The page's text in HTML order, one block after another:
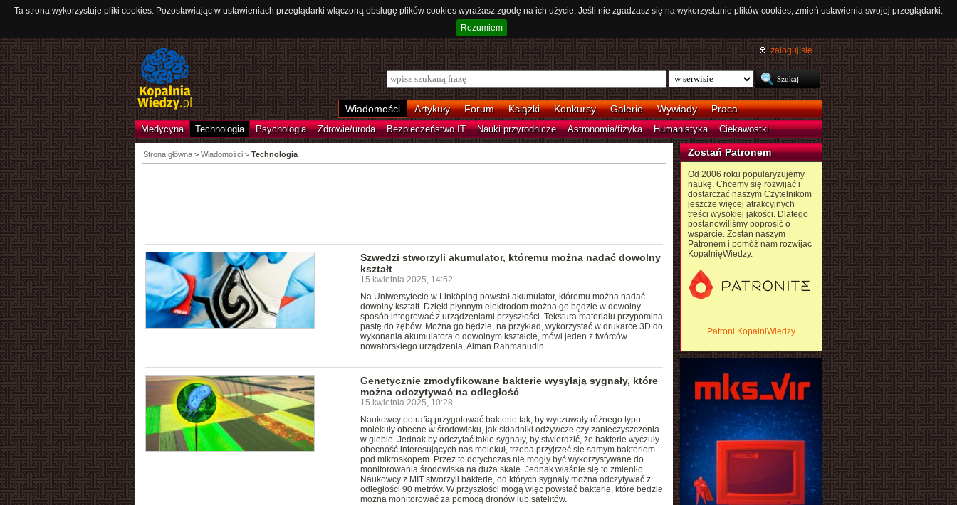
Ta strona wykorzystuje pliki cookies. Pozostawiając w ustawieniach przeglądarki włączoną obsługę plików cookies wyrażasz zgodę na ich użycie. Jeśli nie zgadzasz się na wykorzystanie plików cookies, zmień ustawienia swojej przeglądarki.
Rozumiem
zaloguj się
Wiadomości Artykuły Forum Książki Konkursy Galerie Wywiady Praca
Medycyna Technologia Psychologia Zdrowie/uroda Bezpieczeństwo IT Nauki przyrodnicze Astronomia/fizyka Humanistyka Ciekawostki
Strona główna> Wiadomości > Technologia
Szwedzi stworzyli akumulator, któremu można nadać dowolny
kształt
15 kwietnia 2025, 14:52
Na Uniwersytecie w Linköping powstał akumulator, któremu można nadać
dowolny kształt. Dzięki płynnym elektrodom można go będzie w dowolny
sposób integrować z urządzeniami przyszłości. Tekstura materiału przypomina
pastę do zębów. Można go będzie, na przykład, wykorzystać w drukarce 3D do
wykonania akumulatora o dowolnym kształcie, mówi jeden z twórców
nowatorskiego urządzenia, Aiman Rahmanudin.
Genetycznie zmodyfikowane bakterie wysyłają sygnały, które
można odczytywać na odległość
15 kwietnia 2025, 10:28
Naukowcy potrafią przygotować bakterie tak, by wyczuwały różnego typu
molekuły obecne w środowisku, jak składniki odżywcze czy zanieczyszczenia
w glebie. Jednak by odczytać takie sygnały, by stwierdzić, że bakterie wyczuły
obecność interesujących nas molekuł, trzeba przyjrzeć się samym bakteriom
pod mikroskopem. Przez to dotychczas nie mogły być wykorzystywane do
monitorowania środowiska na duża skalę. Jednak właśnie się to zmieniło.
Naukowcy z MIT stworzyli bakterie, od których sygnały można odczytywać z
odległości 90 metrów. W przyszłości mogą więc powstać bakterie, które będzie
można monitorować za pomocą dronów lub satelitów.
Zostań Patronem
Od 2006 roku popularyzujemy
naukę. Chcemy się rozwijać i
dostarczać naszym Czytelnikom
jeszcze więcej atrakcyjnych
treści wysokiej jakości. Dlatego
postanowiliśmy poprosić o
wsparcie. Zostań naszym
Patronem i pomóż nam rozwijać
KopalnięWiedzy.
Patroni KopalniWiedzy